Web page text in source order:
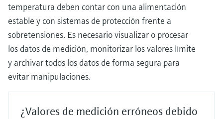
temperatura deben contar con una alimentación
estable y con sistemas de protección frente a
sobretensiones. Es necesario visualizar o procesar
los datos de medición, monitorizar los valores límite
y archivar todos los datos de forma segura para
evitar manipulaciones.
¿Valores de medición erróneos debido